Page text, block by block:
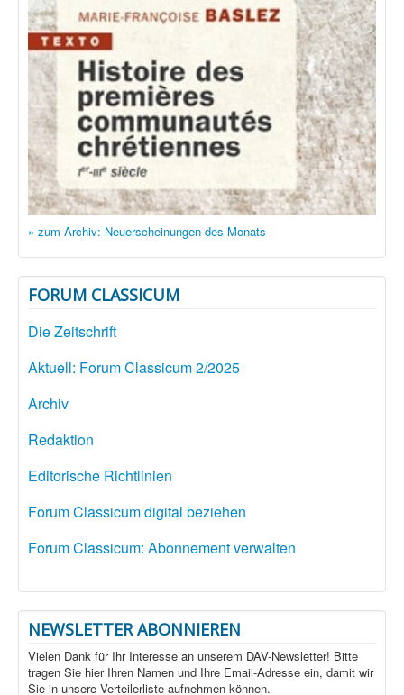
» zum Archiv: Neuerscheinungen des Monats
FORUM CLASSICUM
Die Zeitschrift
Aktuell: Forum Classicum 2/2025
Archiv
Redaktion
Editorische Richtlinien
Forum Classicum digital beziehen
Forum Classicum: Abonnement verwalten
NEWSLETTER ABONNIEREN
Vielen Dank für Ihr Interesse an unserem DAV-Newsletter! Bitte
tragen Sie hier Ihren Namen und Ihre Email-Adresse ein, damit wir
Sie in unsere Verteilerliste aufnehmen können.